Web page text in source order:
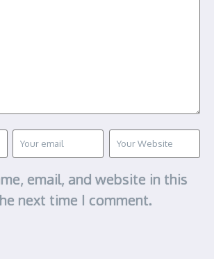
email, and website in this
next time I comment.